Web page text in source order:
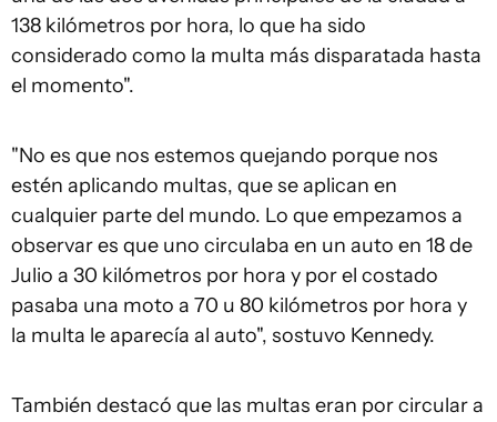
138 kilómetros por hora, lo que ha sido
considerado como la multa más disparatada hasta
el momento".
"No es que nos estemos quejando porque nos
estén aplicando multas, que se aplican en
cualquier parte del mundo. Lo que empezamos a
observar es que uno circulaba en un auto en 18 de
Julio a 30 kilómetros por hora y por el costado
pasaba una moto a 70 u 80 kilómetros por hora y
la multa le aparecía al auto", sostuvo Kennedy.
También destacó que las multas eran por circular a